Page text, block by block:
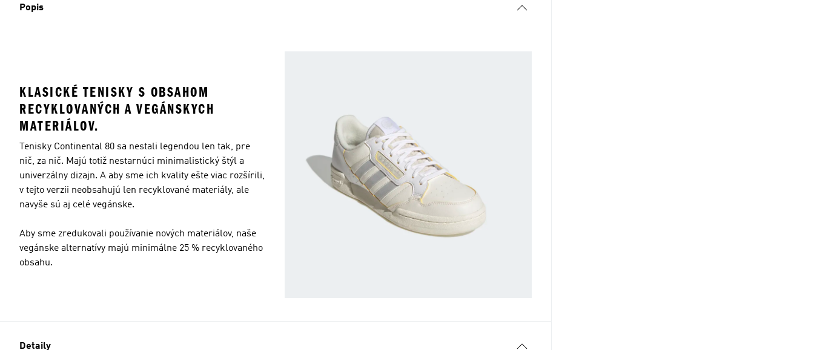
Popis
KLASICKÉ TENISKY S OBSAHOM
RECYKLOVANÝCH A VEGÁNSKYCH
MATERIÁLOV.
Tenisky Continental 80 sa nestali legendou len tak, pre
nič, za nič. Majú totiž nestarnúci minimalistický štýl a
univerzálny dizajn. A aby sme ich kvality ešte viac rozšírili,
v tejto verzii neobsahujú len recyklované materiály, ale
navyše sú aj celé vegánske.
Aby sme zredukovali používanie nových materiálov, naše
vegánske alternatívy majú minimálne 25 % recyklovaného
obsahu.
Detaily